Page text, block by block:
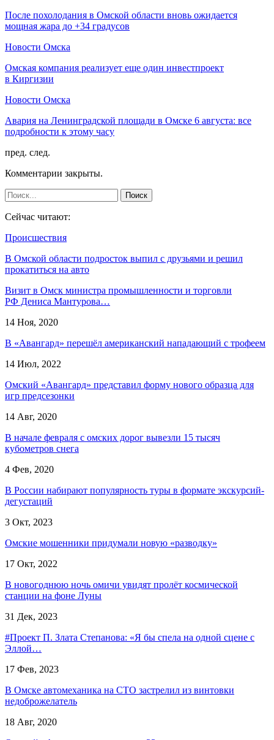
После похолодания в Омской области вновь ожидается
мощная жара до +34 градусов
Новости Омска
Омская компания реализует еще один инвестпроект
в Киргизии
Новости Омска
Авария на Ленинградской площади в Омске 6 августа: все
подробности к этому часу
пред. след.
Комментарии закрыты.
Сейчас читают:
Происшествия
В Омской области подросток выпил с друзьями и решил
прокатиться на авто
Визит в Омск министра промышленности и торговли
РФ Дениса Мантурова…
14 Ноя, 2020
В «Авангард» перешёл американский нападающий с трофеем
14 Июл, 2022
Омский «Авангард» представил форму нового образца для
игр предсезонки
14 Авг, 2020
В начале февраля с омских дорог вывезли 15 тысяч
кубометров снега
4 Фев, 2020
В России набирают популярность туры в формате экскурсий-
дегустаций
3 Окт, 2023
Омские мошенники придумали новую «разводку»
17 Окт, 2022
В новогоднюю ночь омичи увидят пролёт космической
станции на фоне Луны
31 Дек, 2023
#Проект П. Злата Степанова: «Я бы спела на одной сцене с
Эллой…
17 Фев, 2023
В Омске автомеханика на СТО застрелил из винтовки
недоброжелатель
18 Авг, 2020